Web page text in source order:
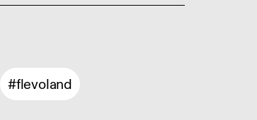
#flevoland